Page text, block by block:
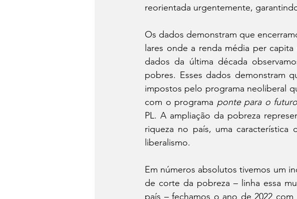
reorientada urgentemente,
Os dados demonstram que
lares onde a renda média per
dados da última década
pobres. Esses dados demonstram
impostos pelo programa neoliberal
com o programa ponte para o futuro
PL. A ampliação da pobreza
riqueza no país, uma característica
liberalismo.
Em números absolutos tivemos um
de corte da pobreza – linha essa
país – fechamos o ano de 2022